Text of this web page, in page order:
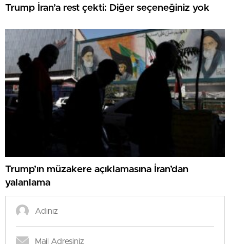
Trump İran’a rest çekti: Diğer seçeneğiniz yok
Trump’ın müzakere açıklamasına İran’dan
yalanlama